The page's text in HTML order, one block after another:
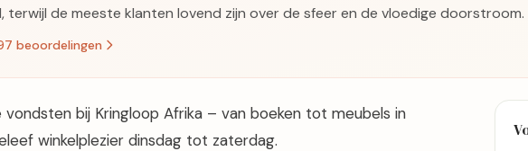
terwijl de meeste klanten lovend zijn over de sfeer en de vloedige doorstroom.
beoordelingen
bij Kringloop Afrika – van boeken tot meubels in
winkelplezier dinsdag tot zaterdag.